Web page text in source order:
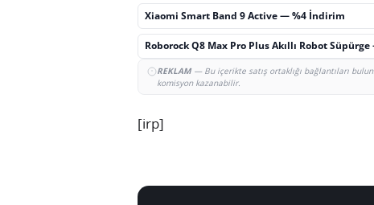
Xiaomi Smart Band 9 Active — %4 İndirim
Roborock Q8 Max Pro Plus Akıllı Robot
REKLAM— Bu içerikte satış ortaklığı bağlantıları
komisyon kazanabilir.
[irp]